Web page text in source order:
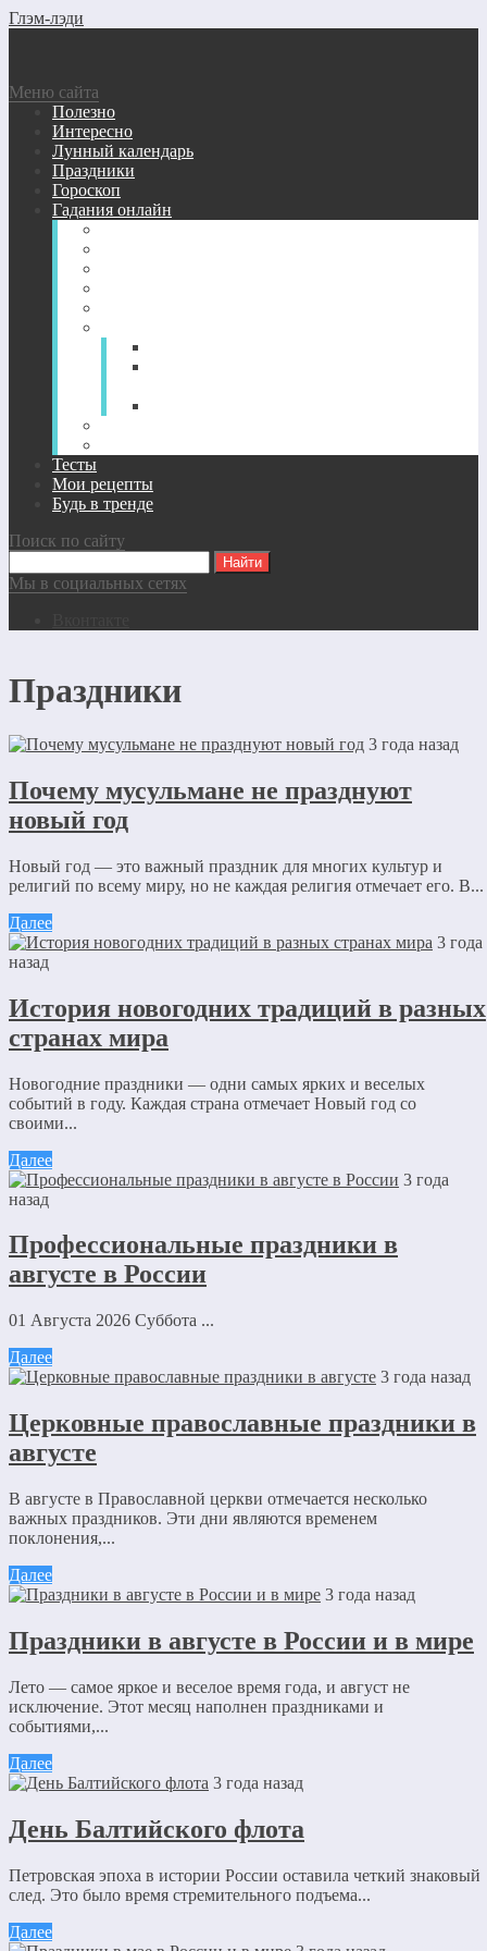
Глэм-лэди
Меню сайта
Полезно
Интересно
Лунный календарь
Праздники
Гороскоп
Гадания онлайн
Тесты
Мои рецепты
Будь в тренде
Поиск по сайту
Мы в социальных сетях
Праздники
3 года назад
Почему мусульмане не празднуют
новый год
Новый год — это важный праздник для многих культур и
религий по всему миру, но не каждая религия отмечает его. В...
Далее
3 года
назад
История новогодних традиций в разных
странах мира
Новогодние праздники — одни самых ярких и веселых
событий в году. Каждая страна отмечает Новый год со
своими...
Далее
3 года
назад
Профессиональные праздники в
августе в России
01 Августа 2026 Суббота ...
Далее
3 года назад
Церковные православные праздники в
августе
В августе в Православной церкви отмечается несколько
важных праздников. Эти дни являются временем
поклонения,...
Далее
3 года назад
Праздники в августе в России и в мире
Лето — самое яркое и веселое время года, и август не
исключение. Этот месяц наполнен праздниками и
событиями,...
Далее
3 года назад
День Балтийского флота
Петровская эпоха в истории России оставила четкий знаковый
след. Это было время стремительного подъема...
Далее